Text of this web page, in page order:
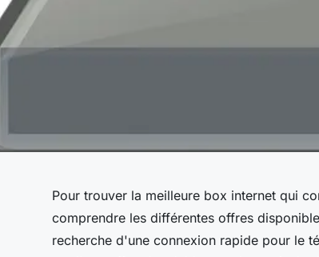
Pour trouver la meilleure box internet qui
comprendre les différentes offres
recherche d'une connexion rapide pour le